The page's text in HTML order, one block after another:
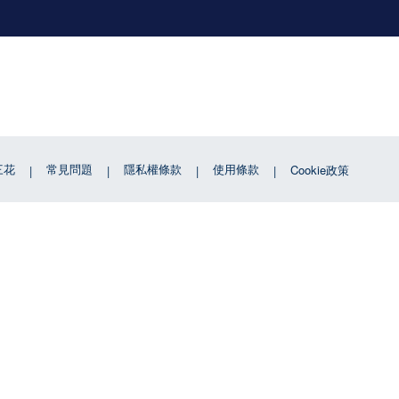
花 常見問題 隱私權條款 使用條款 Cookie政策